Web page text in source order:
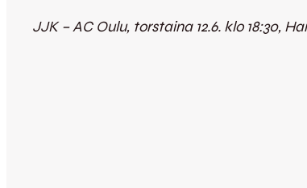
JJK – AC Oulu, torstaina 12.6. klo 18:30,